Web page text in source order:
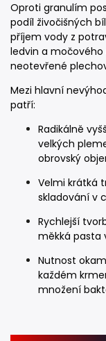
Oproti granulím
podíl živočišných
příjem vody z
ledvin a močového
neotevřené
Mezi hlavní
patří:
Radikálně
velkých
obrovský
Velmi krátká
skladování v
Rychlejší
měkká pasta
Nutnost
každém
množení